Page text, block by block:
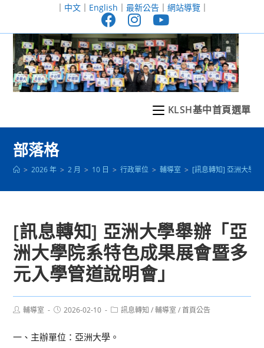
至
｜ 中文｜ English ｜ 最新公告｜ 網站導覽｜
KLSH基中首頁選單
部落格
> 2026 年 > 2 月 > 10 日 > 行政單位 > 輔導室 > [訊息轉知] 亞洲大學
[訊息轉知] 亞洲大學舉辦「亞
洲大學院系特色成果展會暨多
元入學管道說明會」
Post輔導室
Post2026-02-10
Post訊息轉知 / 輔導室 / 首頁公告
一、主辦單位：亞洲大學。